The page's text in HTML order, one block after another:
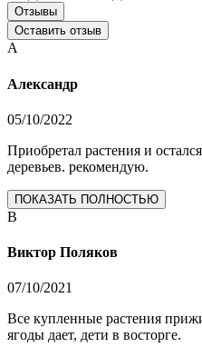
Отзывы
Оставить отзыв
А
Александр
05/10/2022
Приобретал растения и
деревьев. рекомендую.
ПОКАЗАТЬ ПОЛНОСТЬЮ
В
Виктор Поляков
07/10/2021
Все купленные растения
ягоды дает, дети в восторге.